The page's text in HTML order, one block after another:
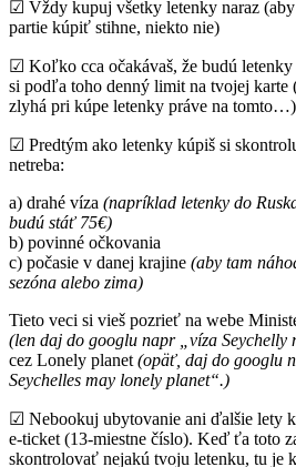
☑ Vždy kupuj všetky letenky naraz (aby
partie kúpiť stihne, niekto nie)
☑ Koľko cca očakávaš, že budú letenky
si podľa toho denný limit na tvojej
zlyhá pri kúpe letenky práve na tomto…)
☑ Predtým ako letenky kúpiš si
netreba:
a) drahé víza (napríklad letenky do
budú stáť 75€)
b) povinné očkovania
c) počasie v danej krajine (aby tam
sezóna alebo zima)
Tieto veci si vieš pozrieť na webe
(len daj do googlu napr „víza Seychelly
cez Lonely planet (opäť, daj do googlu
Seychelles may lonely planet“.)
☑ Nebookuj ubytovanie ani ďalšie lety
e-ticket (13-miestne číslo). Keď ťa toto
skontrolovať nejakú tvoju letenku, tu je